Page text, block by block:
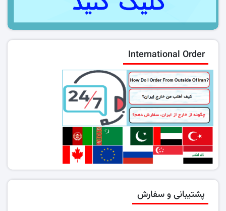
International Order
پشتیبانی و سفارش